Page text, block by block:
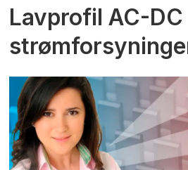
Lavprofil AC-DC